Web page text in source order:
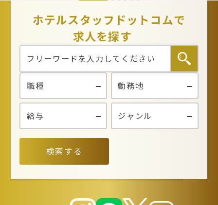
ホテルスタッフドットコムで
求人を探す
検索する